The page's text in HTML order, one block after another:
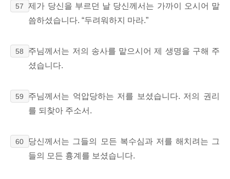
57
제가 당신을 부르던 날 당신께서는 가까이 오시어 말
씀하셨습니다. “두려워하지 마라.”
58
주님께서는 저의 송사를 맡으시어 제 생명을 구해 주
셨습니다.
59
주님께서는 억압당하는 저를 보셨습니다. 저의 권리
를 되찾아 주소서.
60
당신께서는 그들의 모든 복수심과 저를 해치려는 그
들의 모든 흉계를 보셨습니다.